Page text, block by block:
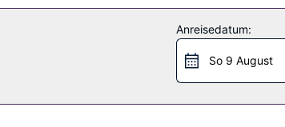
Entspannung gefällig? Leg eine Pause an einer
von 07:00 Uhr bis 10:30 Uhr gegen Gebühr
Anreisedatum:
So 9 August